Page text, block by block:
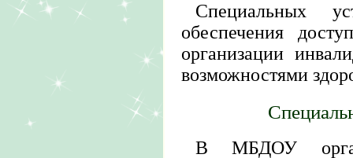
Специальных
обеспечения
организации
возможностями
В МБДОУ